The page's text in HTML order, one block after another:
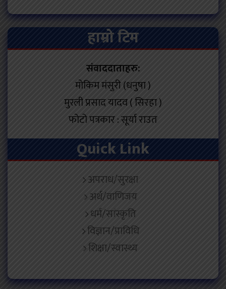
हाम्रो टिम
संवाददाताहरु:
मोकिम मंसुरी (धनुषा )
मुरली प्रसाद यादव ( सिरहा )
फोटो पत्रकार : सूर्या राउत
Quick Link
अपराध/सुरक्षा
अर्थ/वाणिजय
धर्म/सांस्कृति
विज्ञान/प्राविधि
शिक्षा/स्वास्थ्य